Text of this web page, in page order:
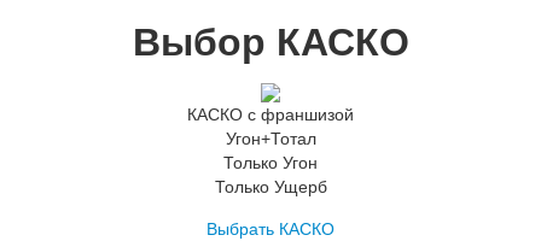
Выбор КАСКО
КАСКО с франшизой
Угон+Тотал
Только Угон
Только Ущерб
Выбрать КАСКО